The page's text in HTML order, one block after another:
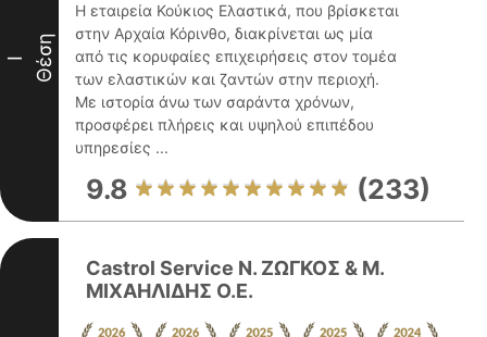
I Θέση
Η εταιρεία Κούκιος Ελαστικά, που βρίσκεται
στην Αρχαία Κόρινθο, διακρίνεται ως μία
από τις κορυφαίες επιχειρήσεις στον τομέα
των ελαστικών και ζαντών στην περιοχή.
Με ιστορία άνω των σαράντα χρόνων,
προσφέρει πλήρεις και υψηλού επιπέδου
υπηρεσίες ...
9.8 (233)
Castrol Service Ν. ΖΩΓΚΟΣ & Μ.
ΜΙΧΑΗΛΙΔΗΣ Ο.Ε.